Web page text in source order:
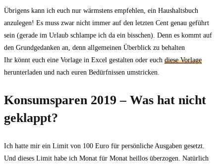
Übrigens kann ich euch nur wärmstens empfehlen, ein Haushaltsbuch
anzulegen! Es muss zwar nicht immer auf den letzten Cent genau geführt
sein (gerade im Urlaub schlampe ich da ein bisschen). Denn es kommt auf
den Grundgedanken an, denn allgemeinen Überblick zu behalten
Ihr könnt euch eine Vorlage in Excel gestalten oder euch diese Vorlage
herunterladen und nach euren Bedürfnissen umstricken.
Konsumsparen 2019 – Was hat nicht
geklappt?
Ich hatte mir ein Limit von 100 Euro für persönliche Ausgaben gesetzt.
Und dieses Limit habe ich Monat für Monat heillos überzogen. Natürlich